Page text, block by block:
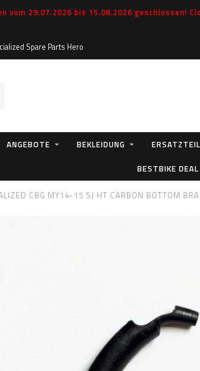
vom 29.07.2026 bis 15.08.2026 geschlossen!
Spare Parts Hero
ANGEBOTE BEKLEIDUNG
BESTBIKE DEAL
CBG MY14-15 SJ HT CARBON BOTTOM